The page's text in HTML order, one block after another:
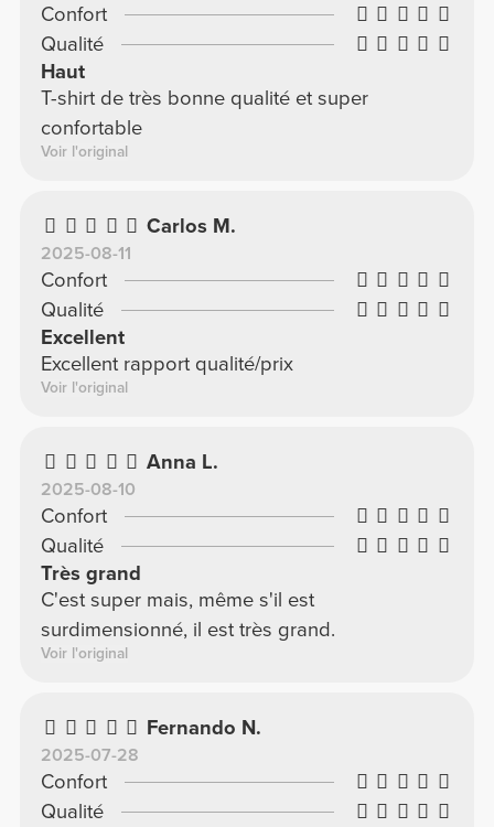
Confort
Qualité
Haut
T-shirt de très bonne qualité et super
confortable
Voir l'original
Carlos M.
2025-08-11
Confort
Qualité
Excellent
Excellent rapport qualité/prix
Voir l'original
Anna L.
2025-08-10
Confort
Qualité
Très grand
C'est super mais, même s'il est
surdimensionné, il est très grand.
Voir l'original
Fernando N.
2025-07-28
Confort
Qualité